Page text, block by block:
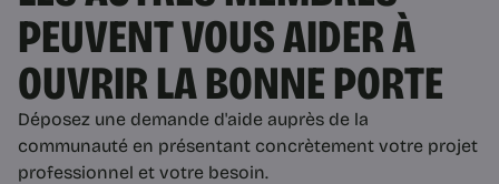
PEUVENT VOUS AIDER À
OUVRIR LA BONNE PORTE
Déposez une demande d'aide auprès de la
communauté en présentant concrètement votre projet
professionnel et votre besoin.